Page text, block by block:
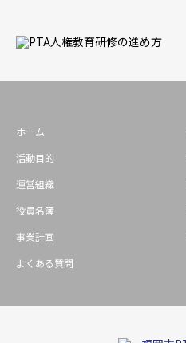
ホーム
活動目的
運営組織
役員名簿
事業計画
よくある質問